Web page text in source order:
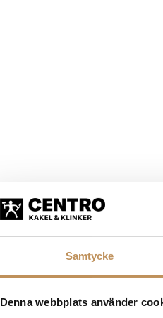
Samtycke
Denna webbplats använder